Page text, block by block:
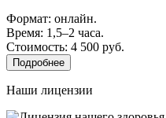
Формат: онлайн.
Время: 1,5–2 часа.
Стоимость: 4 500 руб.
Подробнее
Наши лицензии